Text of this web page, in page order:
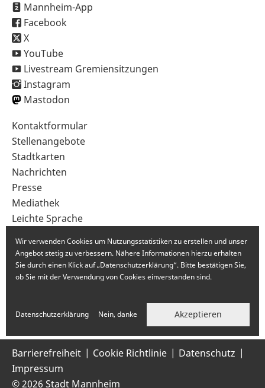
Mannheim-App
Facebook
X
YouTube
Livestream Gremiensitzungen
Instagram
Mastodon
Sekundärnavigation
im
Fußbereich
Kontaktformular
Stellenangebote
Stadtkarten
Nachrichten
Presse
Mediathek
Leichte Sprache
Barrierefreiheit Cookie Richtlinie
Datenschutz
Impressum
© 2026 Stadt Mannheim
Wir verwenden Cookies um Nutzungsstatistiken zu erstellen und unser
Angebot stetig zu verbessern. Nähere Informationen hierzu erhalten
Sie durch einen Klick auf „Datenschutzerklärung“. Bitte bestätigen Sie,
ob Sie mit der Verwendung von Cookies einverstanden sind.
Datenschutzerklärung Nein, danke Akzeptieren